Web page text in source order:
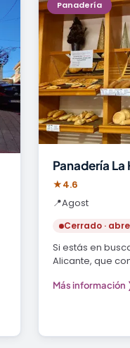
Panadería
Panadería La
★4.6
📍Agost
Cerrado ·
Si estás en
Alicante, que
Más información